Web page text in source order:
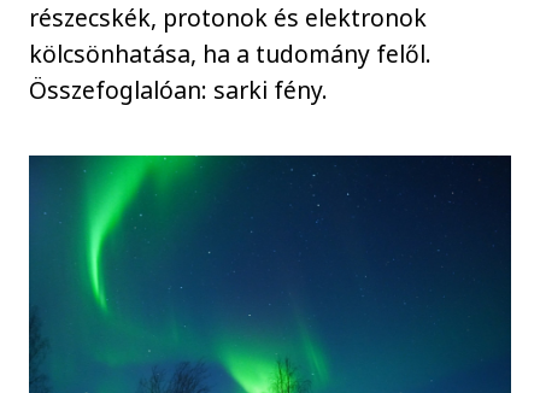
részecskék, protonok és elektronok
kölcsönhatása, ha a tudomány felől.
Összefoglalóan: sarki fény.